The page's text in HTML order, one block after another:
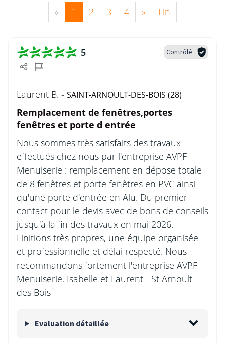
« 1 2 3 4 » Fin
5 Contrôlé
Laurent B. - SAINT-ARNOULT-DES-BOIS (28)
Remplacement de fenêtres,portes
fenêtres et porte d entrée
Nous sommes très satisfaits des travaux
effectués chez nous par l'entreprise AVPF
Menuiserie : remplacement en dépose totale
de 8 fenêtres et porte fenêtres en PVC ainsi
qu'une porte d'entrée en Alu. Du premier
contact pour le devis avec de bons de conseils
jusqu'à la fin des travaux en mai 2026.
Finitions très propres, une équipe organisée
et professionnelle et délai respecté. Nous
recommandons fortement l'entreprise AVPF
Menuiserie. Isabelle et Laurent - St Arnoult
des Bois
Evaluation détaillée